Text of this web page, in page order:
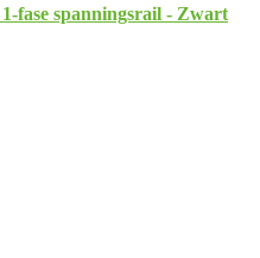
fase spanningsrail - Zwart